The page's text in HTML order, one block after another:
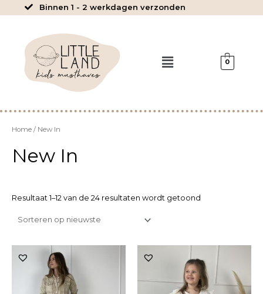
inhoud
Binnen 1 - 2 werkdagen verzonden
Menu 0
Home / New In
New In
Resultaat 1–12 van de 24 resultaten wordt getoond